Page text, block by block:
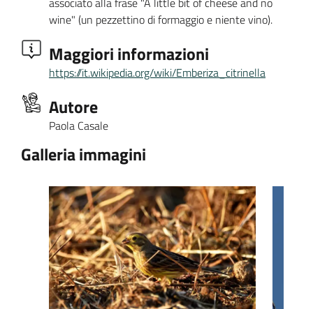
wine" (un pezzettino di formaggio e niente vino).
Maggiori informazioni
https://it.wikipedia.org/wiki/Emberiza_citrinella
Autore
Paola Casale
Galleria immagini